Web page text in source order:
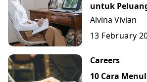
untuk
Alvina Vivian
13 February
Careers
10 Cara